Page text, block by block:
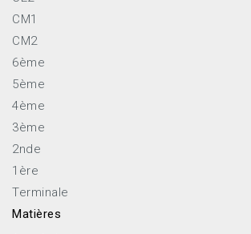
CM1
CM2
6ème
5ème
4ème
3ème
2nde
1ère
Terminale
Matières